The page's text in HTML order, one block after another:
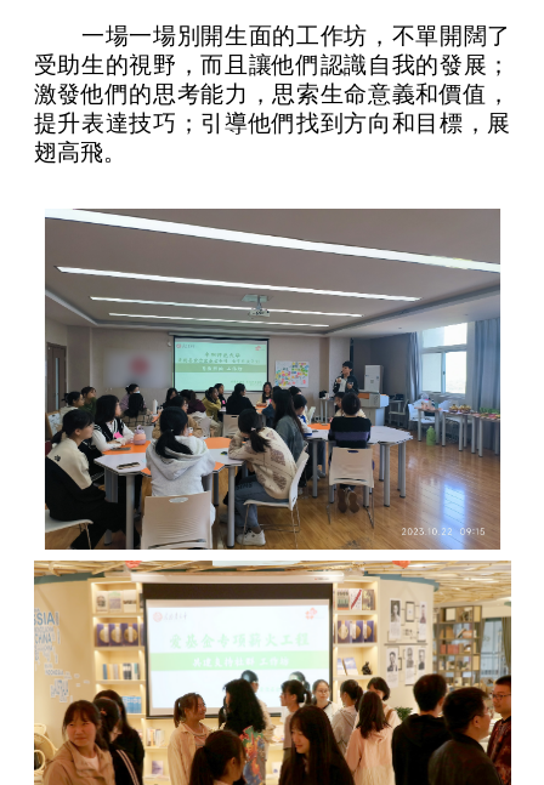
一場一場別開生面的工作坊，不單開闊了
受助生的視野，而且讓他們認識自我的發展；
激發他們的思考能力，思索生命意義和價值，
提升表達技巧；引導他們找到方向和目標，展
翅高飛。